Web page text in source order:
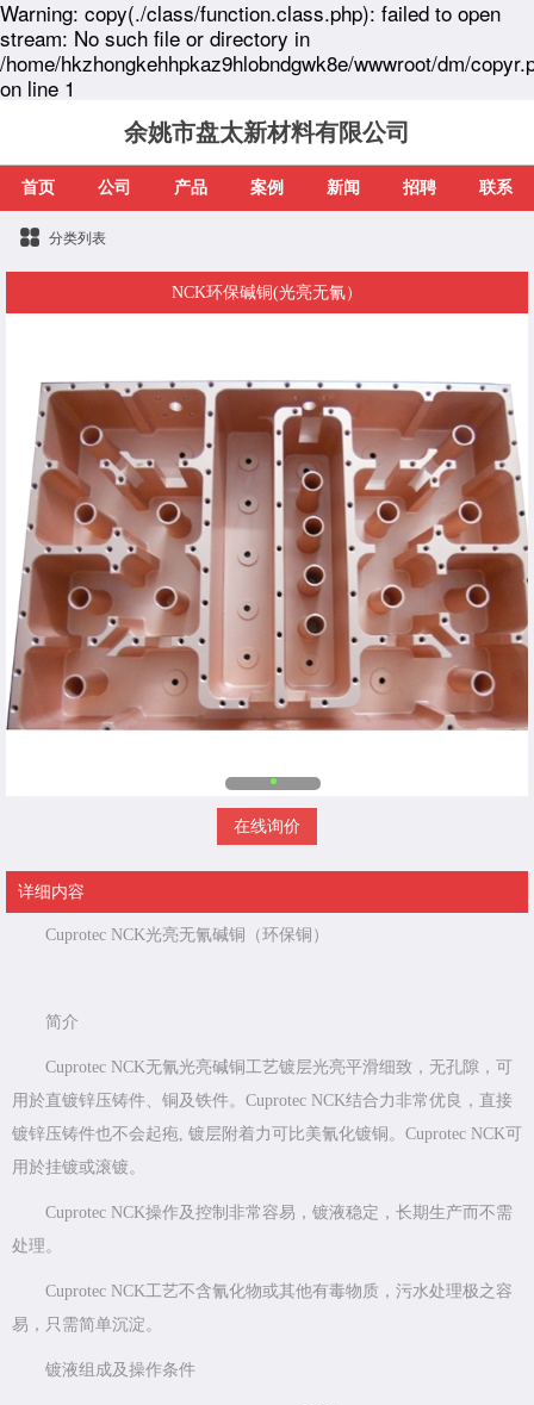
Warning: copy(./class/function.class.php): failed to open
stream: No such file or directory in
/home/hkzhongkehhpkaz9hlobndgwk8e/wwwroot/dm/
on line 1
余姚市盘太新材料有限公司
首页 公司 产品 案例 新闻 招聘 联系
分类列表
NCK环保碱铜(光亮无氰）
在线询价
详细内容
Cuprotec NCK光亮无氰碱铜（环保铜）
简介
Cuprotec NCK无氰光亮碱铜工艺镀层光亮平滑细致，无孔隙，可
用於直镀锌压铸件、铜及铁件。Cuprotec NCK结合力非常优良，直接
镀锌压铸件也不会起疱, 镀层附着力可比美氰化镀铜。Cuprotec NCK可
用於挂镀或滚镀。
Cuprotec NCK操作及控制非常容易，镀液稳定，长期生产而不需
处理。
Cuprotec NCK工艺不含氰化物或其他有毒物质，污水处理极之容
易，只需简单沉淀。
镀液组成及操作条件